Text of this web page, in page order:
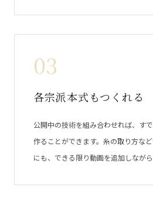
03
各宗派本式もつくれる
公開中の技術を組み合わせれば、す
作ることができます。糸の取り方な
にも、できる限り動画を追加しなが